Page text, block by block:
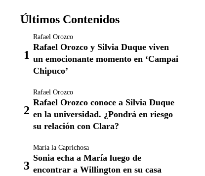
Últimos Contenidos
Rafael Orozco
Rafael Orozco y Silvia Duque viven
un emocionante momento en ‘Campai
Chipuco’
Rafael Orozco
Rafael Orozco conoce a Silvia Duque
en la universidad. ¿Pondrá en riesgo
su relación con Clara?
María la Caprichosa
Sonia echa a María luego de
encontrar a Willington en su casa